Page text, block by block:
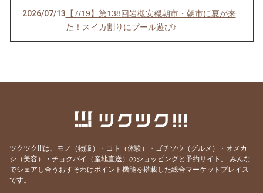
2026/07/13 【7/19】第138回岩槻安穏朝市・朝市に夏が来
た！スイカ割りにプール遊び♪
【6/21】第137回岩槻安穏朝市・父の日ワーク
ショップまつり開催！パパ自慢大会で賞品をゲ
2026/06/10【6/21】第137回岩槻安穏朝市・父の日ワーク
ショップまつり開催！パパ自慢大会で賞品をゲ
ツクツク!!!は、モノ（物販）・コト（体験）・ゴチソウ（グルメ）・オメカ
シ（美容）・チョクバイ（産地直送）のショッピングと予約サイト。
みんな
でシェアし合うおすそわけポイント機能を搭載した総合マーケットプレイス
です。